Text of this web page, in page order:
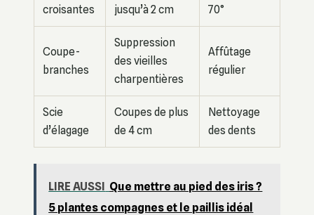
croisantes
jusqu’à 2 cm
70°
Coupe-
branches
Suppression
des vieilles
charpentières
Affûtage
régulier
Scie
d’élagage
Coupes de plus
de 4 cm
Nettoyage
des dents
LIRE AUSSI Que mettre au pied des iris ?
5 plantes compagnes et le paillis idéal